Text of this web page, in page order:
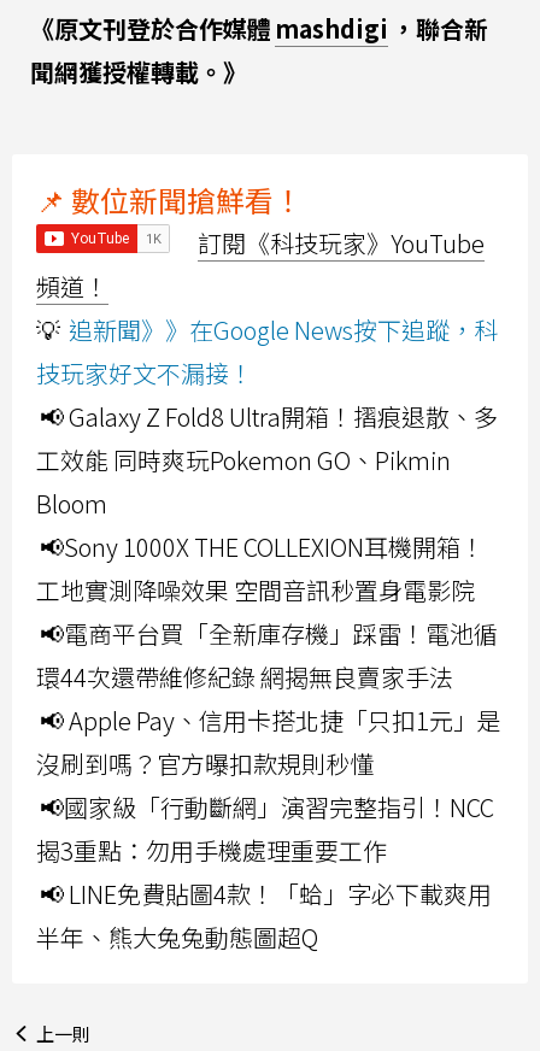
《原文刊登於合作媒體 mashdigi ，聯合新
聞網獲授權轉載。》
📌 數位新聞搶鮮看！
訂閱《科技玩家》YouTube
頻道！
💡 追新聞》》在Google News按下追蹤，科
技玩家好文不漏接！
📢 Galaxy Z Fold8 Ultra開箱！摺痕退散、多
工效能 同時爽玩Pokemon GO、Pikmin
Bloom
📢Sony 1000X THE COLLEXION耳機開箱！
工地實測降噪效果 空間音訊秒置身電影院
📢電商平台買「全新庫存機」踩雷！電池循
環44次還帶維修紀錄 網揭無良賣家手法
📢 Apple Pay、信用卡搭北捷「只扣1元」是
沒刷到嗎？官方曝扣款規則秒懂
📢國家級「行動斷網」演習完整指引！NCC
揭3重點：勿用手機處理重要工作
📢 LINE免費貼圖4款！「蛤」字必下載爽用
半年、熊大兔兔動態圖超Q
上一則